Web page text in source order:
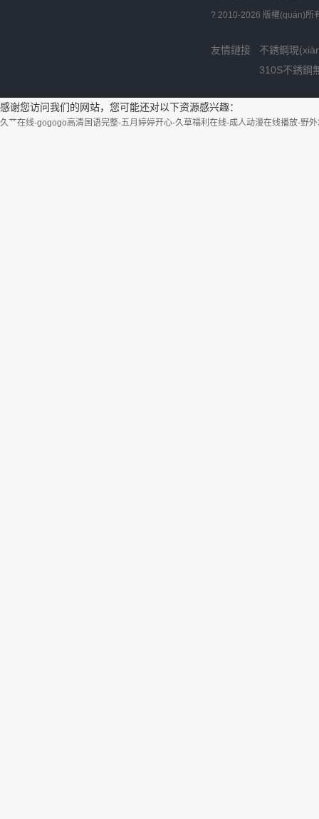
? 2010-2026 版權(quán)所
友情鏈接
不銹鋼現
310S不銹鋼
感谢您访问我们的网站，您可能还对以下资源感兴趣：
久艹在线-gogogo高清国语完整-五月婷婷开心-久草福利在线-成人动漫在线播放-野